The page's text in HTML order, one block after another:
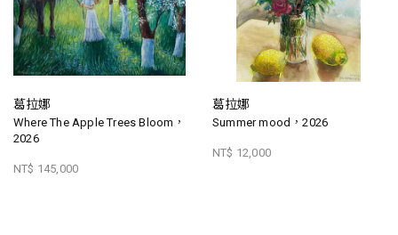
葛拉娜
Where The Apple Trees Bloom，
2026
NT$ 145,000
葛拉娜
Summer mood，2026
NT$ 12,000